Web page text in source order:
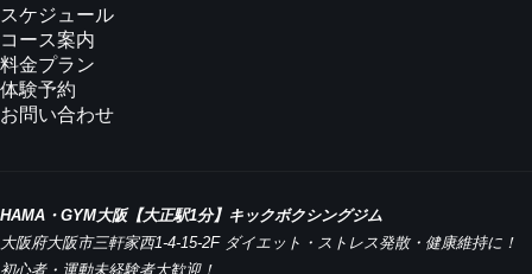
スケジュール
コース案内
料金プラン
体験予約
お問い合わせ
HAMA・GYM大阪【大正駅1分】キックボクシングジム
大阪府大阪市三軒家西1-4-15-2F ダイエット・ストレス発散・健康維持に！
初心者・運動未経験者大歓迎！